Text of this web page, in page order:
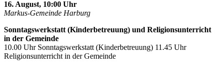
16. August, 10:00 Uhr
Markus-Gemeinde Harburg
Sonntagswerkstatt (Kinderbetreuung) und Religionsunterricht
in der Gemeinde
10.00 Uhr Sonntagswerkstatt (Kinderbetreuung) 11.45 Uhr
Religionsunterricht in der Gemeinde